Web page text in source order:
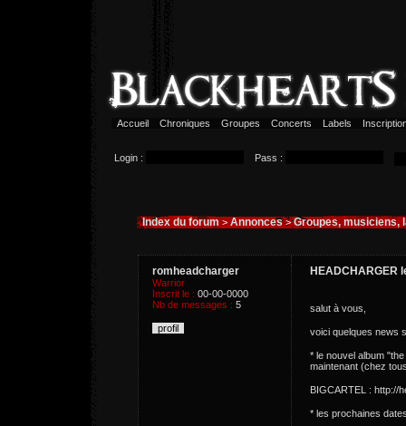
Accueil Chroniques Groupes Concerts Labels
Login : Pass :
Index du forum > Annonces>Groupes, musiciens,
romheadcharger
Warrior
Inscrit le : 00-00-0000
Nb de messages : 5
profil
HEADCHARGER
salut à vous,
voici quelques news
* le nouvel album
maintenant (chez
BIGCARTEL : http://
* les prochaines